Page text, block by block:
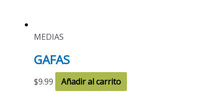
MEDIAS
GAFAS
$9.99 Añadir al carrito